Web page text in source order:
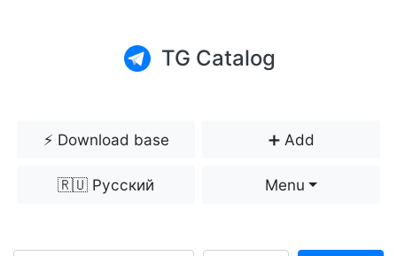
TG Catalog
⚡️ Download base ➕ Add
🇷🇺 Русский Menu